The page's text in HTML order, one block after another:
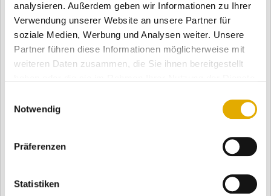
analysieren. Außerdem geben wir Informationen zu Ihrer
Verwendung unserer Website an unsere Partner für
soziale Medien, Werbung und Analysen weiter. Unsere
Partner führen diese Informationen möglicherweise mit
weiteren Daten zusammen, die Sie ihnen bereitgestellt
Notwendig
Präferenzen
Statistiken
Kundenloyalität und Umsatz steigern
Werbebotschaften überflutet werden, hebt sich die
persönliche Empfehlung eines zufriedenen Kunden als eine
Werbung hervor. Die Weiterempfehlung durch K ...